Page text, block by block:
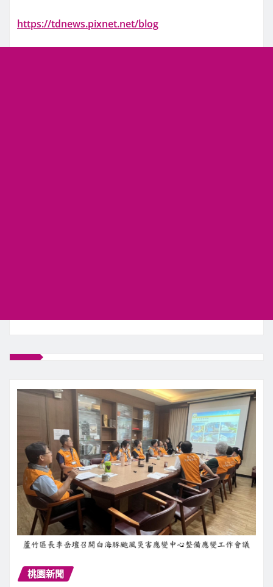
https://tdnews.pixnet.net/blog
桃園新聞